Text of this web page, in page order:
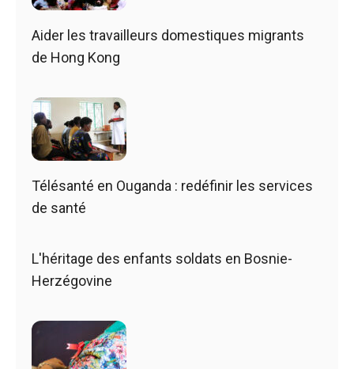
Aider les travailleurs domestiques migrants
de Hong Kong
Télésanté en Ouganda : redéfinir les services
de santé
L'héritage des enfants soldats en Bosnie-
Herzégovine